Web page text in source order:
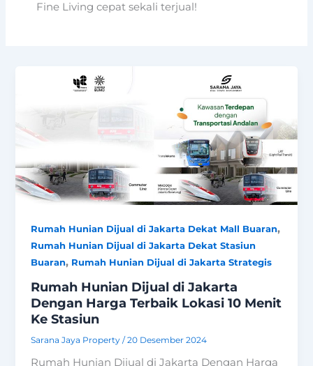
Fine Living cepat sekali terjual!
Rumah Hunian Dijual di Jakarta Dekat Mall Buaran,
Rumah Hunian Dijual di Jakarta Dekat Stasiun
Buaran, Rumah Hunian Dijual di Jakarta Strategis
Rumah Hunian Dijual di Jakarta
Dengan Harga Terbaik Lokasi 10 Menit
Ke Stasiun
Sarana Jaya Property/20 Desember 2024
Rumah Hunian Dijual di Jakarta Dengan Harga